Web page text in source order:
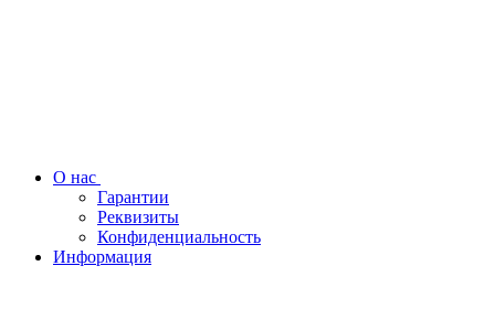
О нас
Гарантии
Реквизиты
Конфиденциальность
Информация